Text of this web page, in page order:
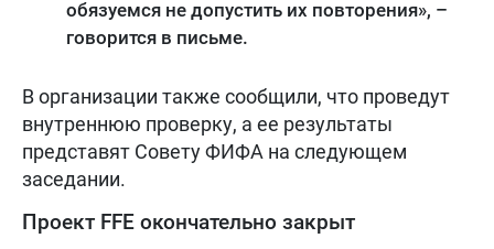
обязуемся не допустить их повторения», –
говорится в письме.
В организации также сообщили, что проведут
внутреннюю проверку, а ее результаты
представят Совету ФИФА на следующем
заседании.
Проект FFE окончательно закрыт